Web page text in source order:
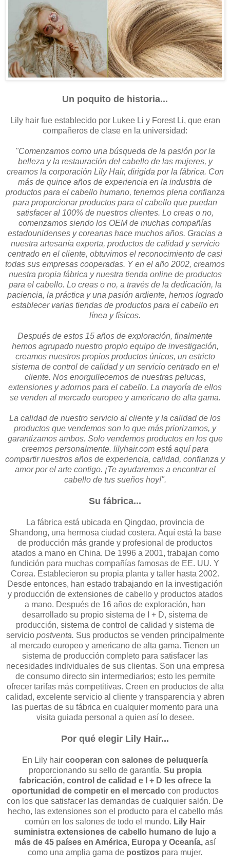
Un poquito de historia...
Lily hair fue establecido por Lukee Li y Forest Li, que eran
compañeros de clase en la universidad:
"Comenzamos como una búsqueda de la pasión por la
belleza y la restauración del cabello de las mujeres, y
creamos la corporación Lily Hair, dirigida por la fábrica. Con
más de quince años de experiencia en la industria de
productos para el cabello humano, tenemos plena confianza
para proporcionar productos para el cabello que puedan
satisfacer al 100% de nuestros clientes. Lo creas o no,
comenzamos siendo los OEM de muchas compañías
estadounidenses y coreanas hace muchos años. Gracias a
nuestra artesanía experta, productos de calidad y servicio
centrado en el cliente, obtuvimos el reconocimiento de casi
todas sus empresas cooperadas. Y en el año 2002, creamos
nuestra propia fábrica y nuestra tienda online de productos
para el cabello. Lo creas o no, a través de la dedicación, la
paciencia, la práctica y una pasión ardiente, hemos logrado
establecer varias tiendas de productos para el cabello en
línea y físicos.
Después de estos 15 años de exploración, finalmente
hemos agrupado nuestro propio equipo de investigación,
creamos nuestros propios productos únicos, un estricto
sistema de control de calidad y un servicio centrado en el
cliente. Nos enorgullecemos de nuestras pelucas,
extensiones y adornos para el cabello. La mayoría de ellos
se venden al mercado europeo y americano de alta gama.
La calidad de nuestro servicio al cliente y la calidad de los
productos que vendemos son lo que más priorizamos, y
garantizamos ambos. Solo vendemos productos en los que
creemos personalmente. lilyhair.com está aquí para
compartir nuestros años de experiencia, calidad, confianza y
amor por el arte contigo. ¡Te ayudaremos a encontrar el
cabello de tus sueños hoy!".
Su fábrica...
La fábrica está ubicada en Qingdao, provincia de
Shandong, una hermosa ciudad costera. Aquí está la base
de producción más grande y profesional de productos
atados a mano en China. De 1996 a 2001, trabajan como
fundición para muchas compañías famosas de EE. UU. Y
Corea. Establecieron su propia planta y taller hasta 2002.
Desde entonces, han estado trabajando en la investigación
y producción de extensiones de cabello y productos atados
a mano. Después de 16 años de exploración, han
desarrollado su propio sistema de I + D, sistema de
producción, sistema de control de calidad y sistema de
servicio postventa. Sus productos se venden principalmente
al mercado europeo y americano de alta gama. Tienen un
sistema de producción completo para satisfacer las
necesidades individuales de sus clientas. Son una empresa
de consumo directo sin intermediarios; esto les permite
ofrecer tarifas más competitivas. Creen en productos de alta
calidad, excelente servicio al cliente y transparencia y abren
las puertas de su fábrica en cualquier momento para una
visita guiada personal a quien así lo desee.
Por qué elegir Lily Hair...
En Lily hair cooperan con salones de peluquería
proporcionando su sello de garantía. Su propia
fabricación, control de calidad e I + D les ofrece la
oportunidad de competir en el mercado con productos
con los que satisfacer las demandas de cualquier salón. De
hecho, las extensiones son el producto para el cabello más
común en los salones de todo el mundo. Lily Hair
suministra extensiones de cabello humano de lujo a
más de 45 países en América, Europa y Oceanía, así
como una amplia gama de postizos para mujer.